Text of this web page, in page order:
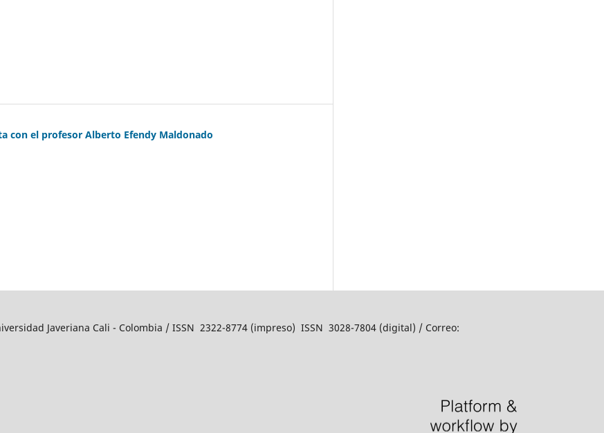
con el profesor Alberto Efendy Maldonado
Javeriana Cali - Colombia / ISSN 2322-8774 (impreso) ISSN 3028-7804 (digital) / Correo: